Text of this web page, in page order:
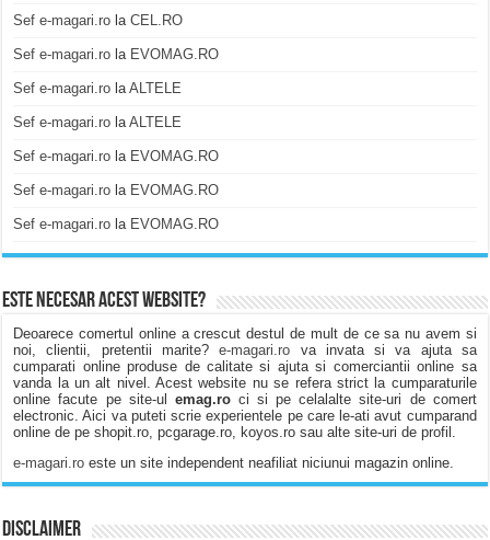
Sef e-magari.ro laCEL.RO
Sef e-magari.ro la EVOMAG.RO
Sef e-magari.ro laALTELE
Sef e-magari.ro laALTELE
Sef e-magari.ro la EVOMAG.RO
Sef e-magari.ro la EVOMAG.RO
Sef e-magari.ro la EVOMAG.RO
Este necesar acest website?
Deoarece comertul online a crescut destul de mult de ce sa nu avem si
noi, clientii, pretentii marite?e-magari.ro va invata si va ajuta sa
cumparati online produse de calitate si ajuta si comerciantii online sa
vanda la un alt nivel. Acest website nu se refera strict la cumparaturile
online facute pe site-ul emag.roci si pe celalalte site-uri de comert
electronic. Aici va puteti scrie experientele pe care le-ati avut cumparand
online de pe shopit.ro, pcgarage.ro, koyos.ro sau alte site-uri de profil.
e-magari.ro este un site independent neafiliat niciunui magazin online.
Disclaimer